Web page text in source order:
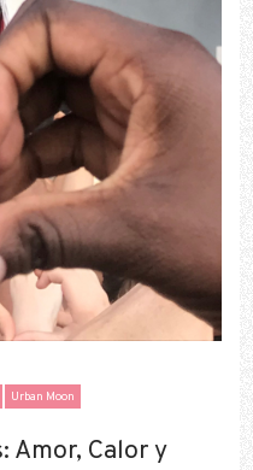
Urban Moon
Amor, Calor y
Amor, Calor y